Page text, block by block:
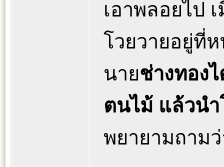
เอาพลอยไป
โวยวายอยู่ที่
นายช่างทอง
ตนไม้ แล้วน
พยายามถาม